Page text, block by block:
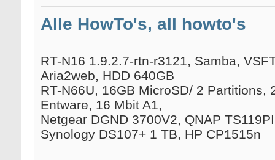
Alle HowTo's, all howto's
RT-N16 1.9.2.7-rtn-r3121, Samba,
Aria2web, HDD 640GB
RT-N66U, 16GB MicroSD/ 2
Entware, 16 Mbit A1,
Netgear DGND 3700V2, QNAP
Synology DS107+ 1 TB, HP CP1515n